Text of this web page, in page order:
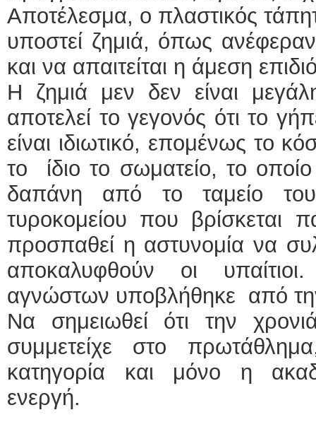
Αποτέλεσμα, ο πλαστικός
υποστεί ζημιά, όπως
και να απαιτείται η άμεση
Η ζημιά μεν δεν είναι
αποτελεί το γεγονός ότι το
είναι ιδιωτικό, επομένως το
το ίδιο το σωματείο, το οποίο
δαπάνη από το ταμείο
τυροκομείου που βρίσκεται
προσπαθεί η αστυνομία να
αποκαλυφθούν οι
αγνώστων υποβλήθηκε από
Να σημειωθεί ότι την
συμμετείχε στο
κατηγορία και μόνο η
ενεργή.